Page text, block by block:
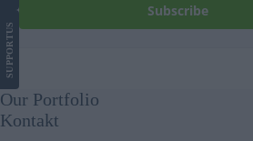
Subscribe
SUPPORT
US
Our Portfolio
Kontakt